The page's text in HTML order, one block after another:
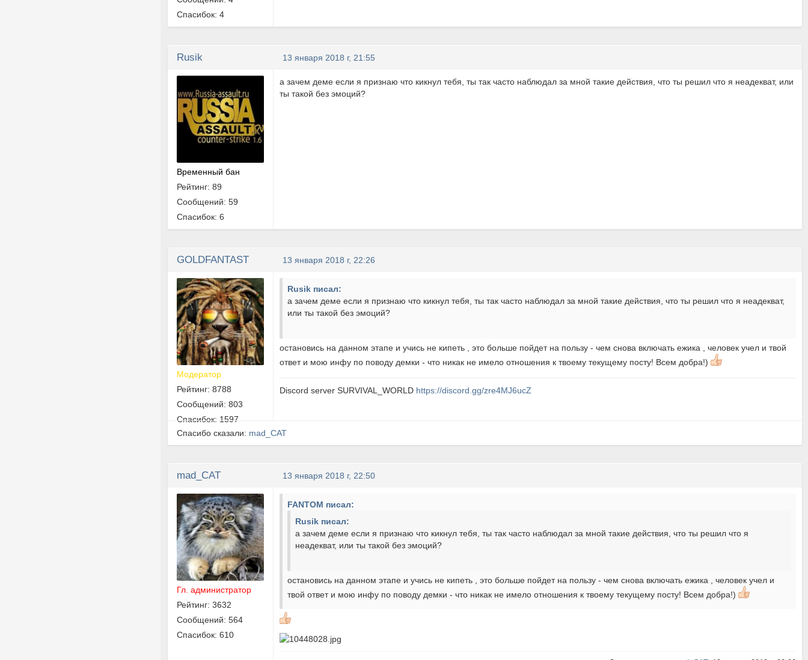
Спасибок: 4
Rusik 13 января 2018 г, 21:55
Временный бан
Рейтинг: 89
Сообщений: 59
Спасибок: 6
а зачем деме если я признаю что кикнул тебя, ты так часто наблюдал за мной такие действия, что ты решил что я неадекват, или
ты такой без эмоций?
GOLDFANTAST 13 января 2018 г, 22:26
Модератор
Рейтинг: 8788
Сообщений: 803
Спасибок: 1597
Rusik писал:
а зачем деме если я признаю что кикнул тебя, ты так часто наблюдал за мной такие действия, что ты решил что я неадекват,
или ты такой без эмоций?
остановись на данном этапе и учись не кипеть , это больше пойдет на пользу - чем снова включать ежика , человек учел и твой
ответ и мою инфу по поводу демки - что никак не имело отношения к твоему текущему посту! Всем добра!)
Discord server SURVIVAL_WORLD https://discord.gg/zre4MJ6ucZ
Спасибо сказали: mad_CAT
mad_CAT 13 января 2018 г, 22:50
Гл. администратор
Рейтинг: 3632
Сообщений: 564
Спасибок: 610
FANTOM писал:
Rusik писал:
а зачем деме если я признаю что кикнул тебя, ты так часто наблюдал за мной такие действия, что ты решил что я
неадекват, или ты такой без эмоций?
остановись на данном этапе и учись не кипеть , это больше пойдет на пользу - чем снова включать ежика , человек учел и
твой ответ и мою инфу по поводу демки - что никак не имело отношения к твоему текущему посту! Всем добра!)